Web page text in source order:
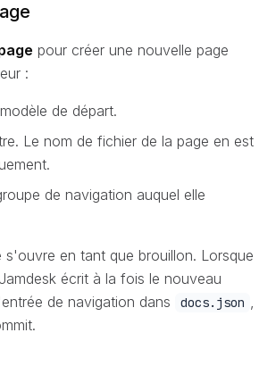
pour créer une nouvelle page
:
de départ.
Le nom de fichier de la page en est
de navigation auquel elle
s'ouvre en tant que brouillon. Lorsque
écrit à la fois le nouveau
de navigation dans docs.json ,